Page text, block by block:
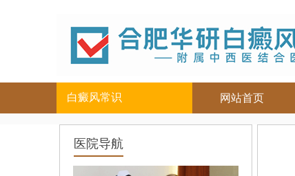
白癜风常识
儿童
网站首页
医院导航